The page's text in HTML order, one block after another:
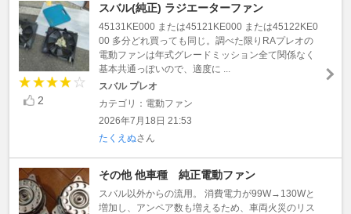
2
スバル(純正) ラジエーターファン
45131KE000 または45121KE000 または45122KE0
00 多分どれ買っても同じ。調べた限りRAプレオの
電動ファンは年式グレードミッション全て関係なく
基本共通っぽいので、適度に ...
スバル プレオ
カテゴリ：電動ファン
2026年7月18日 21:53
たくえぬさん
その他 他車種 純正電動ファン
スバル以外からの流用。 消費電力が99W→130Wと
増加し、アンペア数も増えるため、車両火災のリス